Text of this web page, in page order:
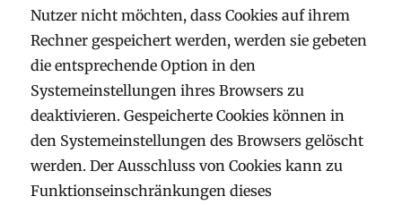
Nutzer nicht möchten, dass Cookies auf ihrem
Rechner gespeichert werden, werden sie gebeten
die entsprechende Option in den
Systemeinstellungen ihres Browsers zu
deaktivieren. Gespeicherte Cookies können in
den Systemeinstellungen des Browsers gelöscht
werden. Der Ausschluss von Cookies kann zu
Funktionseinschränkungen dieses